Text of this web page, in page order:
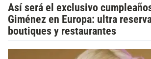
Así será el exclusivo
Giménez en Europa: ultra
boutiques y restaurantes